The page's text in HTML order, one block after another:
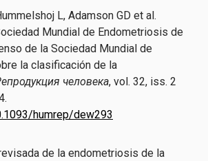
L, Adamson GD et al.
Mundial de Endometriosis de
de la Sociedad Mundial de
la clasificación de la
человека, vol. 32, iss. 2
humrep/dew293
de la endometriosis de la